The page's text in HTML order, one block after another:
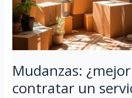
Mudanzas:
contratar un
servicio
profesional?